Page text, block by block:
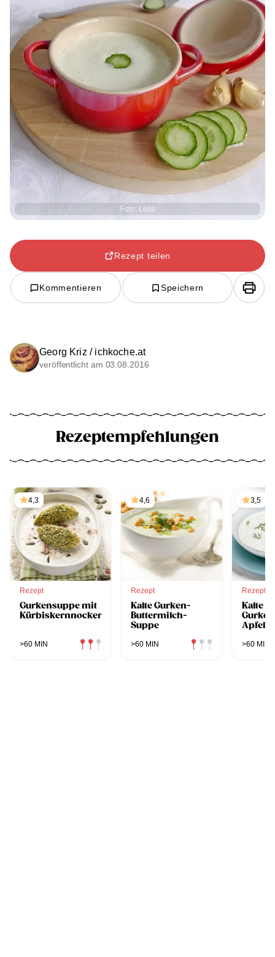
Foto: Leila
Rezept teilen
Kommentieren Speichern
Georg Kriz / ichkoche.at
veröffentlicht am 03.08.2016
Rezeptempfehlungen
4,3
Rezept
Gurkensuppe mit
Kürbiskernnockerl
>60 MIN
4,6
Rezept
Kalte Gurken-
Buttermilch-
Suppe
>60 MIN
3,5
Rezept
Kalte
>60 MIN